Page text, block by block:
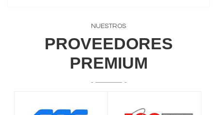
NUESTROS
PROVEEDORES
PREMIUM